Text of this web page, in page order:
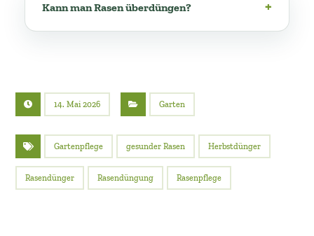
Kann man Rasen überdüngen?
14. Mai 2026 Garten
Gartenpflege gesunder Rasen Herbstdünger
Rasendünger Rasendüngung Rasenpflege